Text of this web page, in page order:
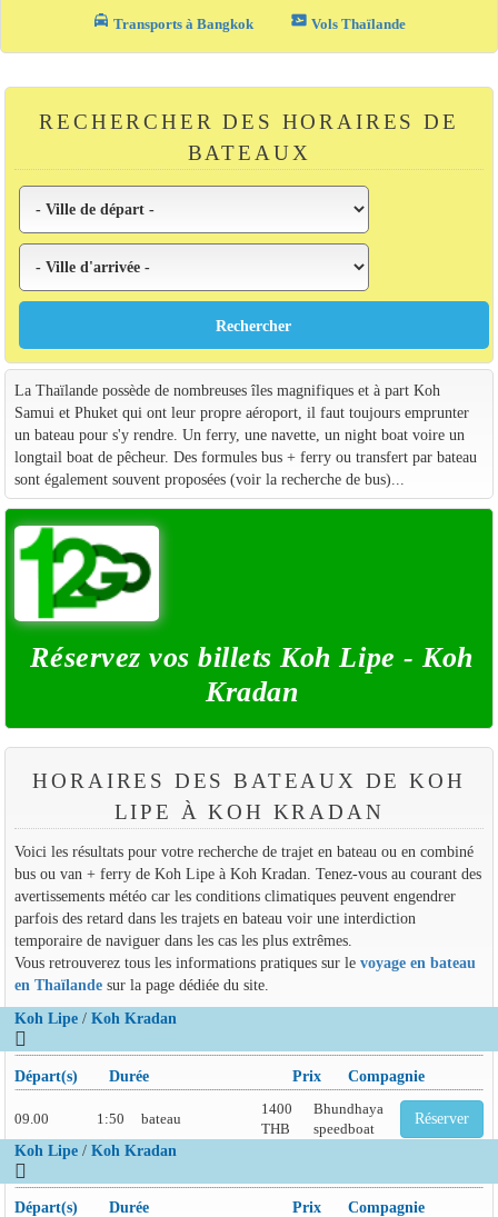
local_taxi Transports à Bangkok airplane_ticket Vols Thaïlande
RECHERCHER DES HORAIRES DE
BATEAUX
La Thaïlande possède de nombreuses îles magnifiques et à part Koh
Samui et Phuket qui ont leur propre aéroport, il faut toujours emprunter
un bateau pour s'y rendre. Un ferry, une navette, un night boat voire un
longtail boat de pêcheur. Des formules bus + ferry ou transfert par bateau
sont également souvent proposées (voir la recherche de bus)...
Réservez vos billets Koh Lipe - Koh
Kradan
HORAIRES DES BATEAUX DE KOH
LIPE À KOH KRADAN
Voici les résultats pour votre recherche de trajet en bateau ou en combiné
bus ou van + ferry de Koh Lipe à Koh Kradan. Tenez-vous au courant des
avertissements météo car les conditions climatiques peuvent engendrer
parfois des retard dans les trajets en bateau voir une interdiction
temporaire de naviguer dans les cas les plus extrêmes.
Vous retrouverez tous les informations pratiques sur le voyage en bateau
en Thaïlandesur la page dédiée du site.
Koh Lipe/ Koh Kradan
Départ(s) Durée Prix Compagnie
09.00 1:50 bateau
1400
THB
Bhundhaya
speedboat
Réserver
Koh Lipe/ Koh Kradan
Départ(s) Durée Prix Compagnie